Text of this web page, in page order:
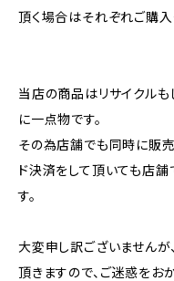
頂く場合はそれぞれご購入
当店の商品はリサイクルも
に一点物です。
その為店舗でも同時に販
ド決済をして頂いても店
す。
大変申し訳ございませんが
頂きますので、ご迷惑をお